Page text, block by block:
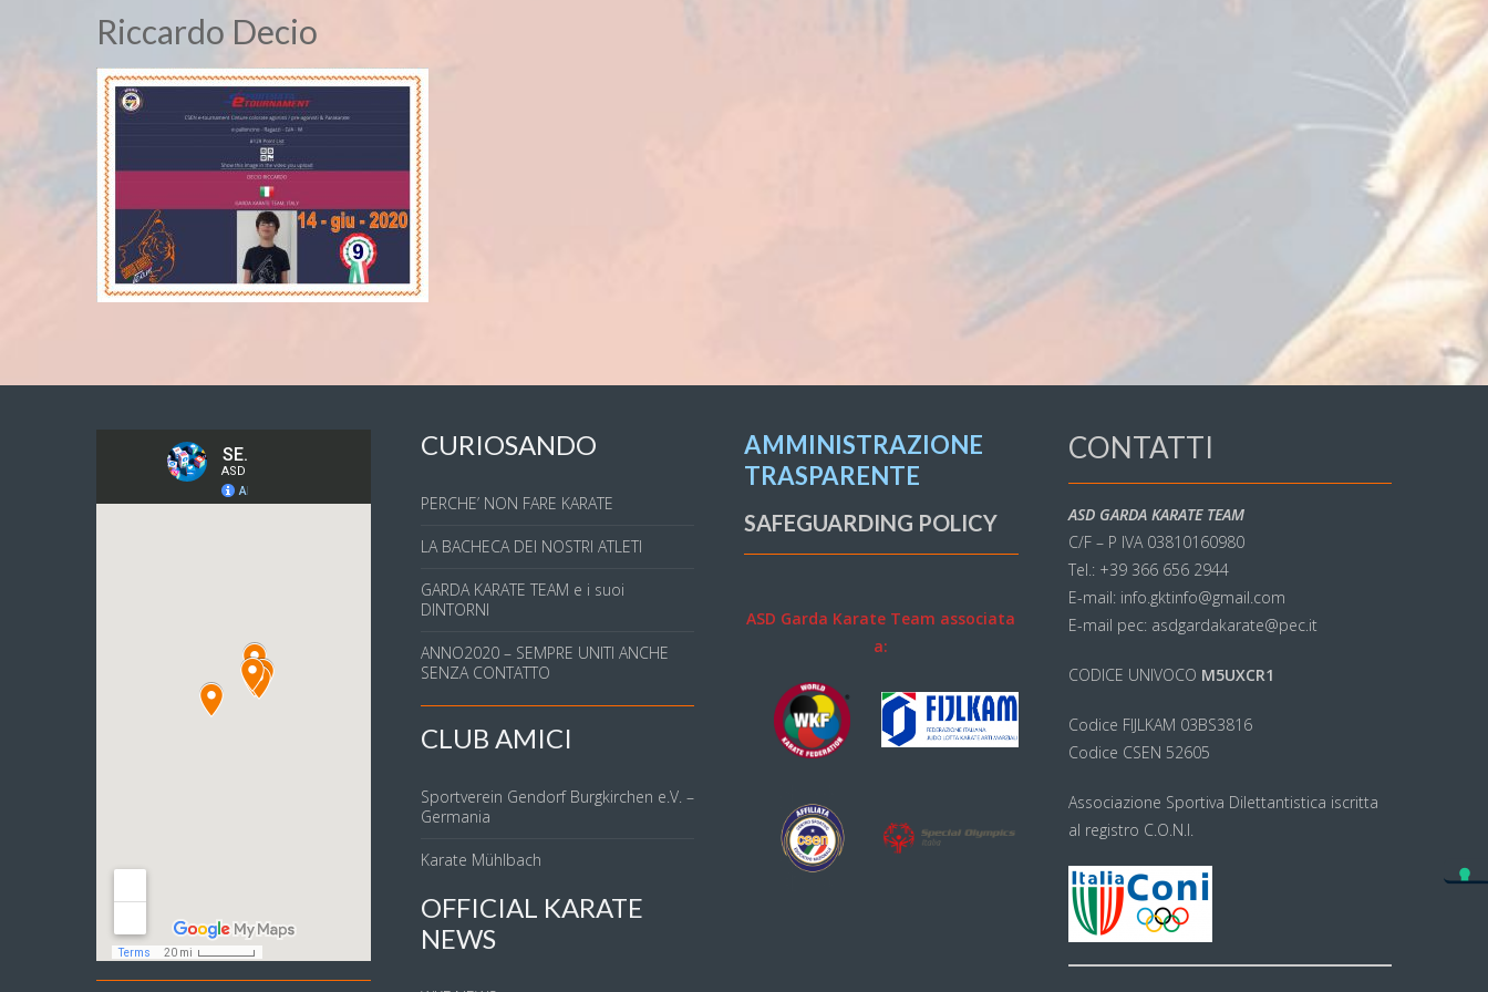
Riccardo Decio
CURIOSANDO
PERCHE’ NON FARE KARATE
LA BACHECA DEI NOSTRI ATLETI
GARDA KARATE TEAM e i suoi
DINTORNI
ANNO2020 – SEMPRE UNITI ANCHE
SENZA CONTATTO
CLUB AMICI
Sportverein Gendorf Burgkirchen e.V. –
Germania
Karate Mühlbach
OFFICIAL KARATE
NEWS
AMMINISTRAZIONE
TRASPARENTE
SAFEGUARDING POLICY
ASD Garda Karate Team associata
a:
CONTATTI
ASD GARDA KARATE TEAM
C/F – P IVA 03810160980
Tel.: +39 366 656 2944
E-mail: info.gktinfo@gmail.com
E-mail pec: asdgardakarate@pec.it
CODICE UNIVOCO M5UXCR1
Codice FIJLKAM 03BS3816
Codice CSEN 52605
Associazione Sportiva Dilettantistica iscritta
al registro C.O.N.I.